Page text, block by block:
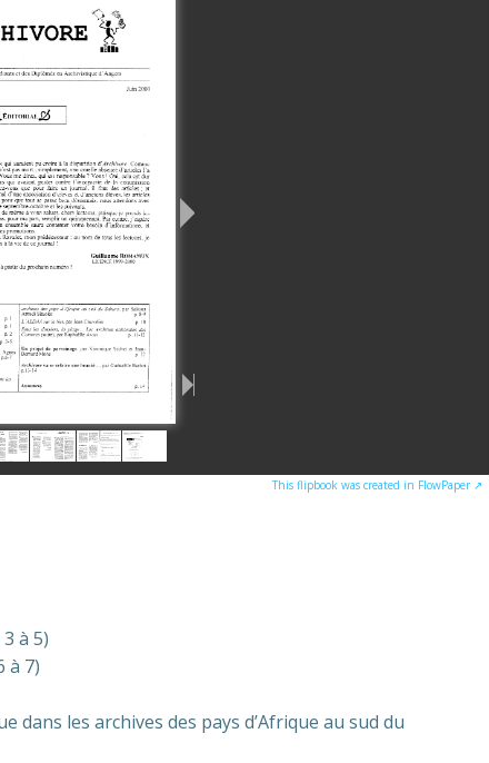
This flipbook was created in FlowPaper ↗
à 5)
à 7)
dans les archives des pays d’Afrique au sud du